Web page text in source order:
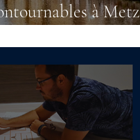
à Metz